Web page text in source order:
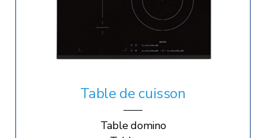
Table de cuisson
Table domino